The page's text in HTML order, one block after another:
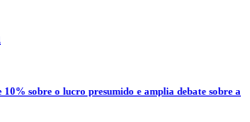
sobre o lucro presumido e amplia debate sobre a